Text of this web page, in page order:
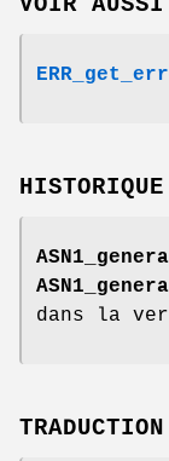
HISTORIQUE
dans la
TRADUCTION